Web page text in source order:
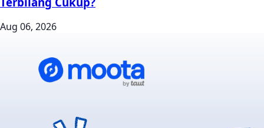
Aug 06, 2026